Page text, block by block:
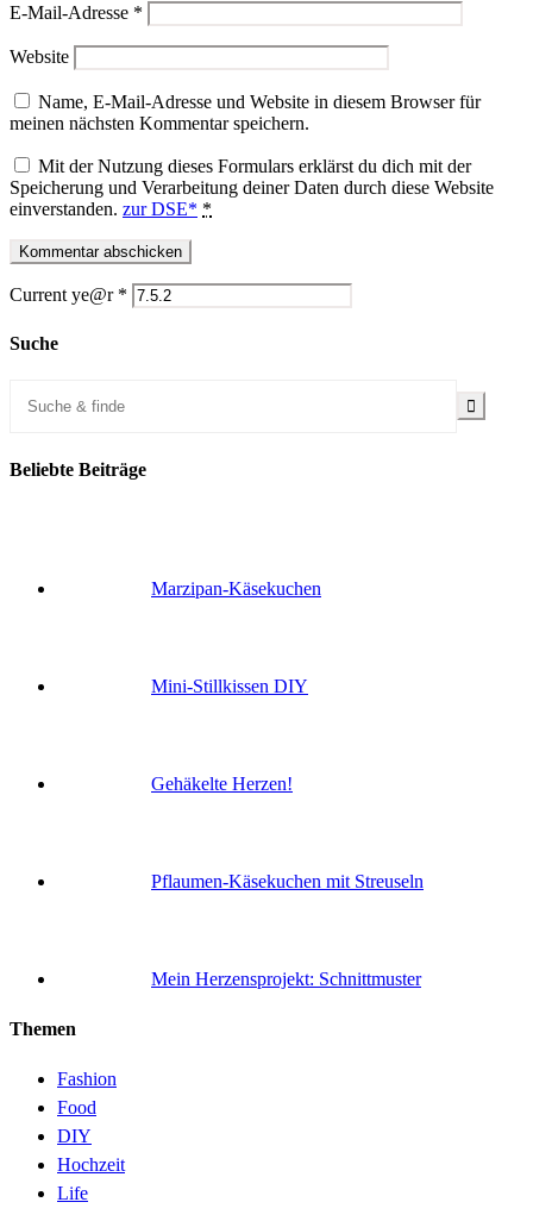
E-Mail-Adresse *
Website
Name, E-Mail-Adresse und Website in diesem Browser für
meinen nächsten Kommentar speichern.
Mit der Nutzung dieses Formulars erklärst du dich mit der
Speicherung und Verarbeitung deiner Daten durch diese Website
einverstanden. zur DSE* *
Current ye@r *
Suche
Beliebte Beiträge
Marzipan-Käsekuchen
Mini-Stillkissen DIY
Gehäkelte Herzen!
Pflaumen-Käsekuchen mit Streuseln
Mein Herzensprojekt: Schnittmuster
Themen
Fashion
Food
DIY
Hochzeit
Life